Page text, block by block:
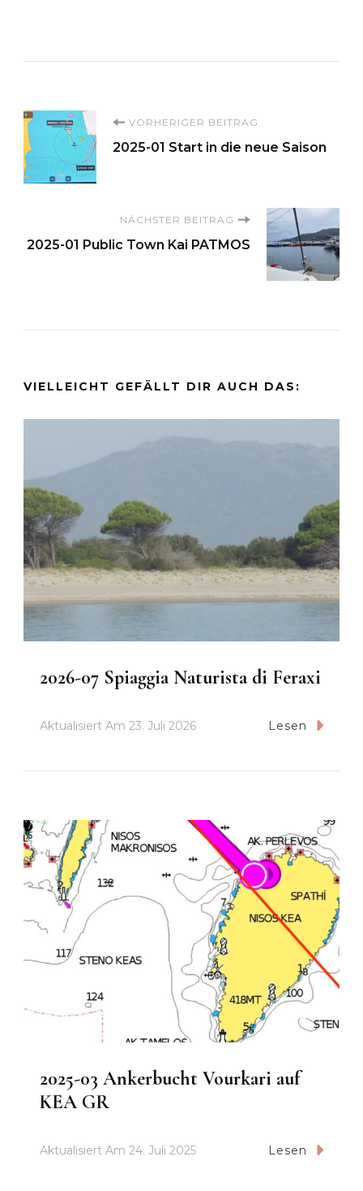
Beitragsnavigation
VORHERIGER BEITRAG
2025-01 Start in die neue Saison
NÄCHSTER BEITRAG
2025-01 Public Town Kai PATMOS
VIELLEICHT GEFÄLLT DIR AUCH DAS:
2026-07 Spiaggia Naturista di Feraxi
Aktualisiert Am 23. Juli 2026 Lesen
2025-03 Ankerbucht Vourkari auf
KEA GR
Aktualisiert Am 24. Juli 2025 Lesen